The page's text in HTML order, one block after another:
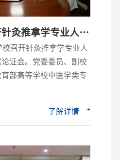
灸推拿学专业人才
证会
校召开针灸推拿学专业人
证会。党委委员、副校
部高等学校中医学类专
了解详情